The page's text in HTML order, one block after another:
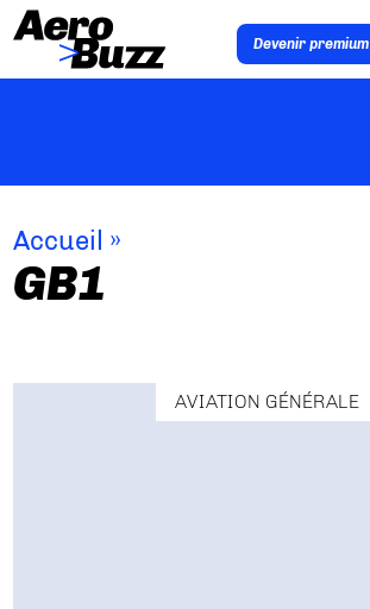
Devenir premium
Accueil »
GB1
AVIATION GÉNÉRALE